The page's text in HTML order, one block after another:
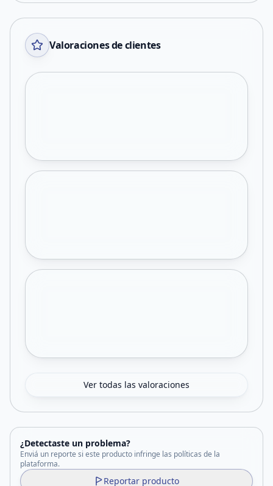
Valoraciones de clientes
Ver todas las valoraciones
¿Detectaste un problema?
Enviá un reporte si este producto infringe las políticas de la
plataforma.
Reportar producto